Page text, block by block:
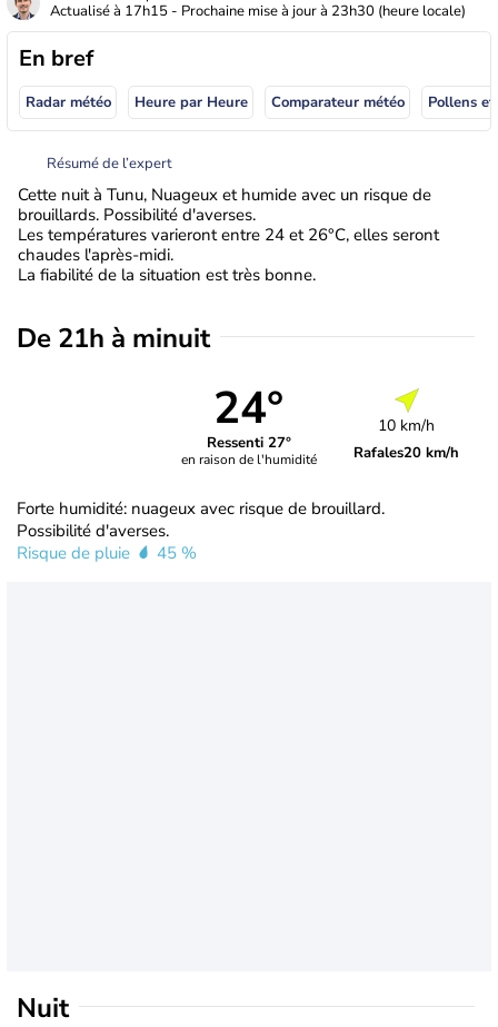
Actualisé à 17h15 - Prochaine mise à jour à 23h30 (heure locale)
En bref
Radar météo Heure par Heure Comparateur météo Pollens
Résumé de l’expert
Cette nuit à Tunu, Nuageux et humide avec un risque de
brouillards. Possibilité d'averses.
Les températures varieront entre 24 et 26°C, elles seront
chaudes l'après-midi.
La fiabilité de la situation est très bonne.
De 21h à minuit
24°
Ressenti 27°
en raison de l'humidité
10 km/h
Rafales20 km/h
Forte humidité: nuageux avec risque de brouillard.
Possibilité d'averses.
Risque de pluie
45 %
Nuit